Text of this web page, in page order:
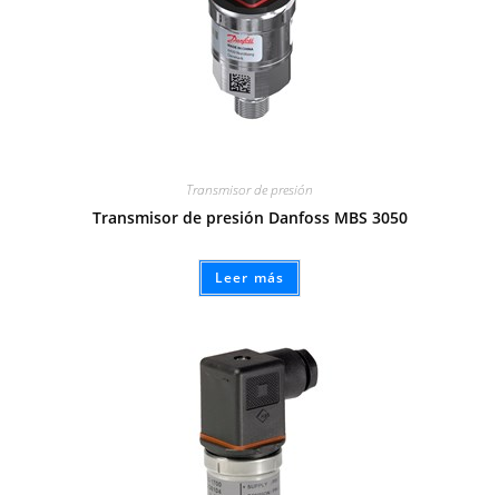
Transmisor de presión
Transmisor de presión Danfoss MBS 3050
Leer más